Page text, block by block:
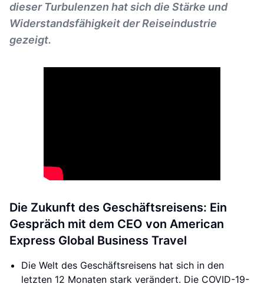
dieser Turbulenzen hat sich die Stärke und
Widerstandsfähigkeit der Reiseindustrie
gezeigt.
Die Zukunft des Geschäftsreisens: Ein
Gespräch mit dem CEO von American
Express Global Business Travel
Die Welt des Geschäftsreisens hat sich in den
letzten 12 Monaten stark verändert. Die COVID-19-